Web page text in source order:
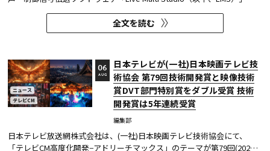
が、JCOM株式会社（以下、J:COM）の生中継の特別番組に採用され
た。2026年6月16日にJ:COMが放送した『北海道神宮例祭 神輿渡御』に
おいて、J:COMチャンネル（※1）、地域情報アプリ「ど・ろーかる」
全文を読む
ニュース
テレビCM
日本テレビが(一社)日本映画テレビ技
術協会 第79回技術開発賞と映像技術
賞DVT部門特別賞をダブル受賞 技術
開発賞は5年連続受賞
編集部
06
AUG
日本テレビ放送網株式会社は、(一社)日本映画テレビ技術協会にて、
「テレビCM高度化開発−アドリーチマックス」のテーマが第79回(2025